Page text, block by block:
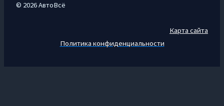
© 2026 АвтоВсё
Карта сайта
Политика конфиденциальности